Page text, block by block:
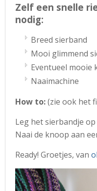
Zelf een snelle
nodig:
Breed sierband
Mooi glimmend
Eventueel mooie
Naaimachine
How to:(zie ook het
Leg het sierbandje
Naai de knoop aan
Ready! Groetjes, van